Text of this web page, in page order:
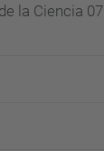
la Ciencia 07